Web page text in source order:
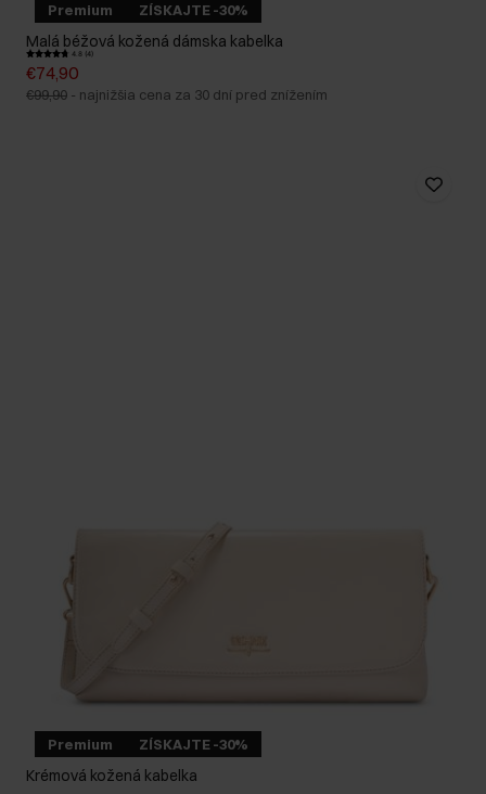
Premium ZÍSKAJTE -30%
Malá béžová kožená dámska kabelka
4.8 (4)
€74,90
€99,90 - najnižšia cena za 30 dní pred znížením
Premium ZÍSKAJTE -30%
Krémová kožená kabelka